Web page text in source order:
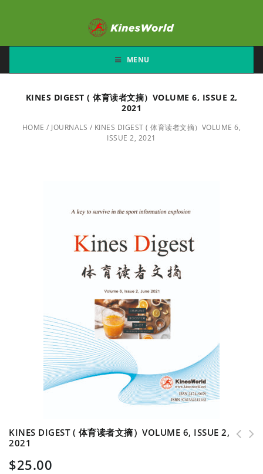
MENU
KINES DIGEST ( 体育读者文摘）VOLUME 6, ISSUE 2,
2021
HOME / JOURNALS / KINES DIGEST ( 体育读者文摘）VOLUME 6,
ISSUE 2, 2021
KINES DIGEST ( 体育读者文摘）VOLUME 6, ISSUE 2,
2021
$25.00